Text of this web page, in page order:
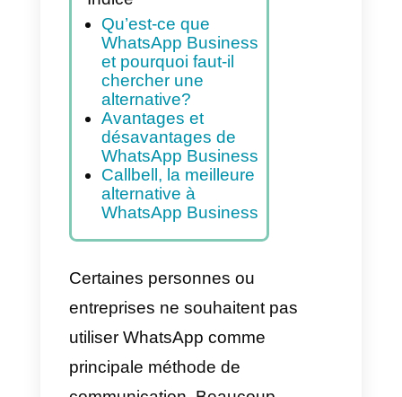
Indice
Qu’est-ce que
WhatsApp Business
et pourquoi faut-il
chercher une
désavantages de
WhatsApp Business
Callbell, la meilleure
alternative à
WhatsApp Business